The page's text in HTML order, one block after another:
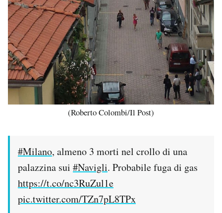
(Roberto Colombi/Il Post)
#Milano, almeno 3 morti nel crollo di una
palazzina sui #Navigli. Probabile fuga di gas
https://t.co/nc3RuZul1e
pic.twitter.com/TZn7pL8TPx